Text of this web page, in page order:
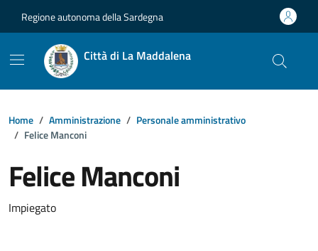
Regione autonoma della Sardegna
Città di La Maddalena
Home Amministrazione
Personale amministrativo
Felice Manconi
Felice Manconi
Dettagli della notizia
Impiegato